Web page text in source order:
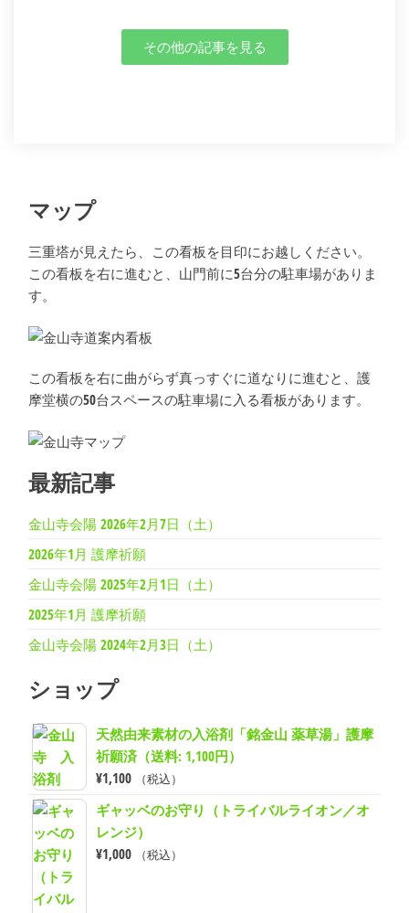
その他の記事を見る
マップ
三重塔が見えたら、この看板を目印にお越しください。
この看板を右に進むと、山門前に5台分の駐車場がありま
す。
この看板を右に曲がらず真っすぐに道なりに進むと、護
摩堂横の50台スペースの駐車場に入る看板があります。
最新記事
金山寺会陽 2026年2月7日（土）
2026年1月 護摩祈願
金山寺会陽 2025年2月1日（土）
2025年1月 護摩祈願
金山寺会陽 2024年2月3日（土）
ショップ
天然由来素材の入浴剤「銘金山 薬草湯」護摩
祈願済（送料: 1,100円）
¥1,100 （税込）
ギャッベのお守り（トライバルライオン／オ
レンジ）
¥1,000 （税込）